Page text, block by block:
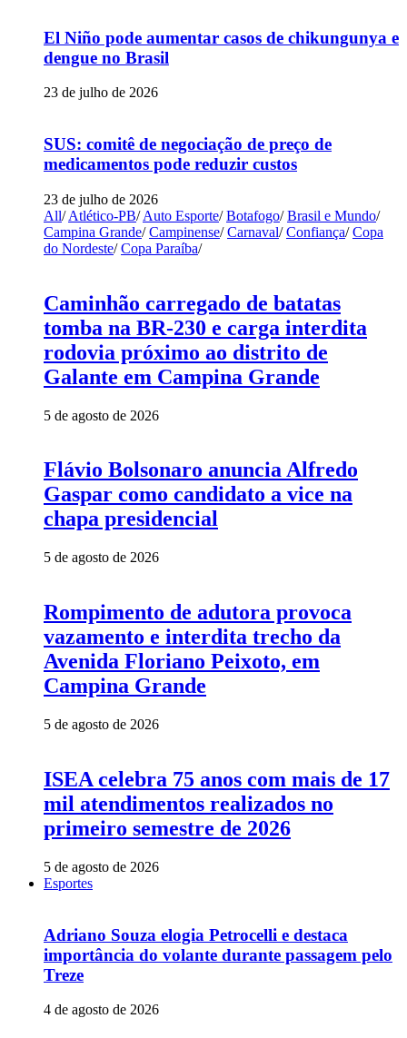
El Niño pode aumentar casos de chikungunya e
dengue no Brasil
23 de julho de 2026
SUS: comitê de negociação de preço de
medicamentos pode reduzir custos
23 de julho de 2026
All/ Atlético-PB/ Auto Esporte/ Botafogo/ Brasil e Mundo/
Campina Grande/ Campinense/ Carnaval/ Confiança/ Copa
do Nordeste/ Copa Paraíba/
Caminhão carregado de batatas
tomba na BR-230 e carga interdita
rodovia próximo ao distrito de
Galante em Campina Grande
5 de agosto de 2026
Flávio Bolsonaro anuncia Alfredo
Gaspar como candidato a vice na
chapa presidencial
5 de agosto de 2026
Rompimento de adutora provoca
vazamento e interdita trecho da
Avenida Floriano Peixoto, em
Campina Grande
5 de agosto de 2026
ISEA celebra 75 anos com mais de 17
mil atendimentos realizados no
primeiro semestre de 2026
5 de agosto de 2026
Esportes
Adriano Souza elogia Petrocelli e destaca
importância do volante durante passagem pelo
Treze
4 de agosto de 2026